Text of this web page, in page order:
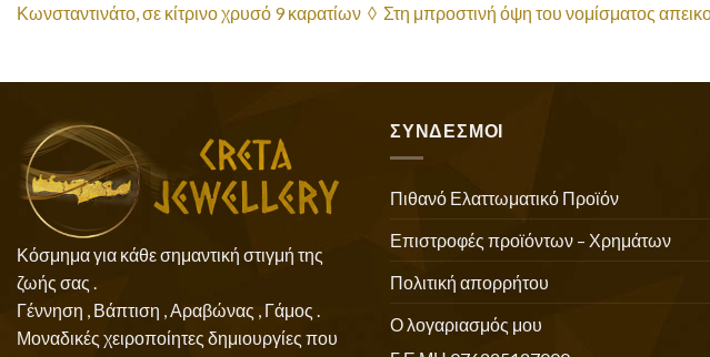
Κωνσταντινάτο, σε κίτρινο χρυσό 9 καρατίων ◊ Στη μπροστινή όψη του νομίσματος
Κόσμημα για κάθε σημαντική στιγμή της
ζωής σας .
Γέννηση , Βάπτιση , Αραβώνας , Γάμος .
Μοναδικές χειροποίητες δημιουργίες που
ΣΥΝΔΕΣΜΟΙ
Πιθανό Ελαττωματικό Προϊόν
Επιστροφές προϊόντων – Χρημάτων
Πολιτική απορρήτου
Ο λογαριασμός μου